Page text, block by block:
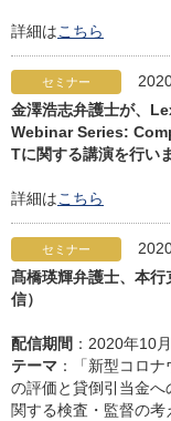
詳細はこちら
セミナー
金澤浩志弁護士が、
Webinar Series:
Tに関する講演を行い
詳細はこちら
セミナー
髙橋瑛輝弁護士、本
信）
配信期間 ：2020年10
テーマ ：「新型コロ
の評価と貸倒引当金
関する検査・監督の考